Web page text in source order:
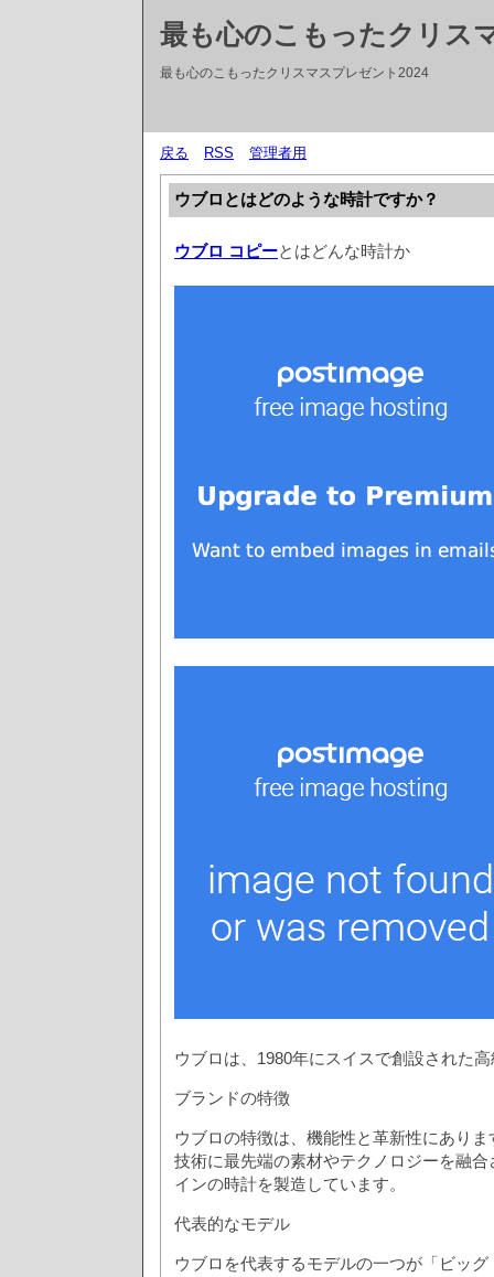
最も心のこもったクリス
最も心のこもったクリスマスプレゼント2024
戻る RSS 管理者用
ウブロとはどのような時計ですか？
ウブロ コピーとはどんな時計か
ウブロは、1980年にスイスで創設された
ブランドの特徴
ウブロの特徴は、機能性と革新性にあり
技術に最先端の素材やテクノロジーを融
インの時計を製造しています。
代表的なモデル
ウブロを代表するモデルの一つが「ビッ